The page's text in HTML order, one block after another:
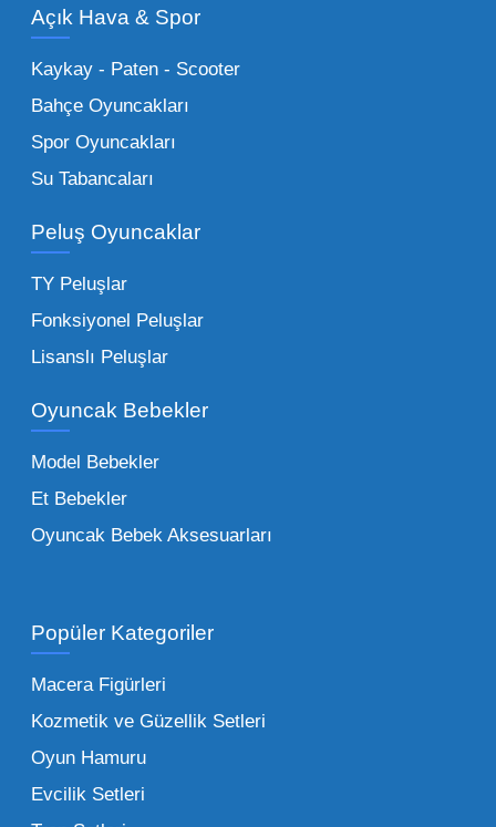
stok imkanımızla sunulmaktadır.
Küçük Oyuncaklar:
sağlayan toptan küçük oyuncaklar, bakkallar,
Bu kategorideki küçük oyuncaklar toptan
alımlarda çok düşük maliyetlerle yüksek
adetli stok yapmanıza olanak tanır. Özellikle
sürpriz paketler ve figürler, çocukların
harçlıklarıyla kolayca alabildiği ürünlerdir.
Çocuk Oyuncakları Toptan Seçenekleri:
Bebeklik döneminden ergenliğe kadar geniş
toptan tedariği yaparken, piyasadaki en son
figürlerden geleneksel oyun setlerine kadar
her şeyi portföyümüzde bulabilirsiniz.
İşletmeler için toptan oyuncak satış ve alımı
şüphesiz ki birim maliyetin düşmesidir.
Oyuncak toptan kanalına geçildiğinde,
perakende satış fiyatı ile alış fiyatı arasındaki
makas açılır ve bu da ciddi kâr marjları elde
Açık Hava & Spor
Kaykay - Paten - Scooter
Bahçe Oyuncakları
Spor Oyuncakları
Su Tabancaları
Peluş Oyuncaklar
TY Peluşlar
Fonksiyonel Peluşlar
Lisanslı Peluşlar
Oyuncak Bebekler
Model Bebekler
Et Bebekler
Oyuncak Bebek Aksesuarları
Popüler Kategoriler
Macera Figürleri
Kozmetik ve Güzellik Setleri
Oyun Hamuru
Evcilik Setleri